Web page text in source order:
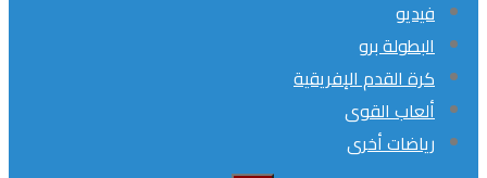
فيديو
البطولة برو
كرة القدم الإفريقية
ألعاب القوى
رياضات أخرى